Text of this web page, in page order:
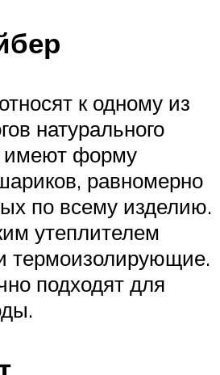
к одному из
натурального
имеют форму
равномерно
по всему изделию.
утеплителем
термоизолирующие.
подходят для